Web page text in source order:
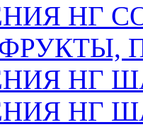
НГ
НГ
НГ